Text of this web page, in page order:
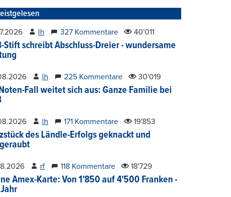
lh 327 Kommentare 40'011
Stift schreibt Abschluss-Dreier - wundersame
lh 225 Kommentare 30'019
Fall weitet sich aus: Ganze Familie bei
lh 171 Kommentare 19'853
des Ländle-Erfolgs geknackt und
rf 118 Kommentare 18'729
Amex-Karte: Von 1'850 auf 4'500 Franken -